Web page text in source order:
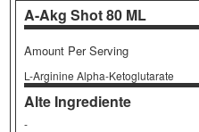
A-Akg Shot80 ML
Amount Per Serving
L-Arginine Alpha-Ketoglutarate
Alte Ingrediente
-